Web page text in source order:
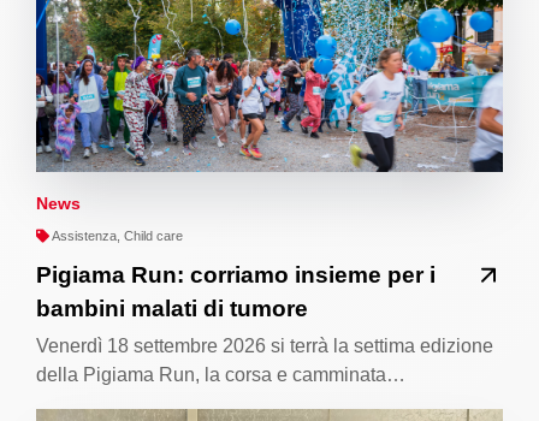
News
Assistenza, Child care
Pigiama Run: corriamo insieme per i
bambini malati di tumore
Venerdì 18 settembre 2026 si terrà la settima edizione
della Pigiama Run, la corsa e camminata…